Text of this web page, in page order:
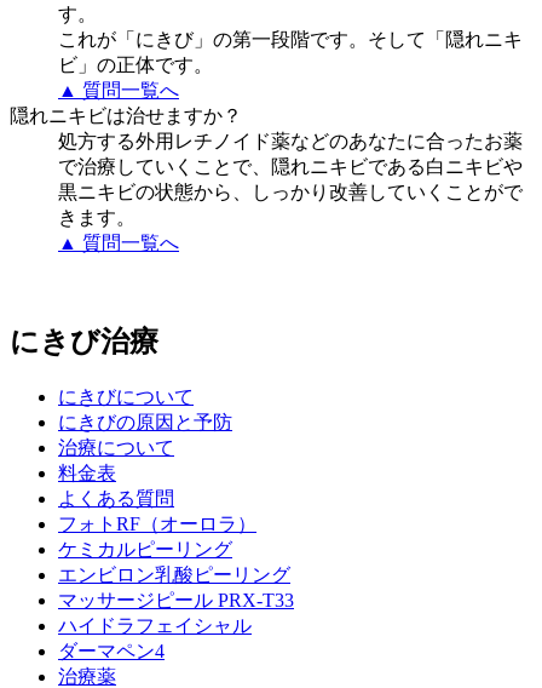
す。
これが「にきび」の第一段階です。そして「隠れニキ
ビ」の正体です。
▲ 質問一覧へ
隠れニキビは治せますか？
処方する外用レチノイド薬などのあなたに合ったお薬
で治療していくことで、隠れニキビである白ニキビや
黒ニキビの状態から、しっかり改善していくことがで
きます。
▲ 質問一覧へ
にきび治療
にきびについて
にきびの原因と予防
治療について
料金表
よくある質問
フォトRF（オーロラ）
ケミカルピーリング
エンビロン乳酸ピーリング
マッサージピール PRX-T33
ハイドラフェイシャル
ダーマペン4
治療薬